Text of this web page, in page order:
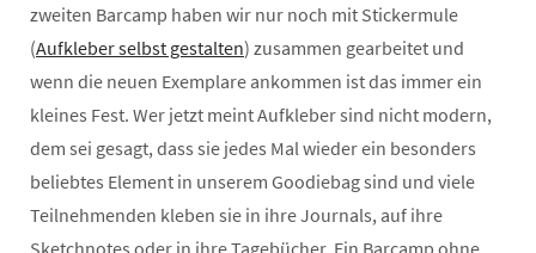
zweiten Barcamp haben wir nur noch mit Stickermule
(Aufkleber selbst gestalten) zusammen gearbeitet und
wenn die neuen Exemplare ankommen ist das immer ein
kleines Fest. Wer jetzt meint Aufkleber sind nicht modern,
dem sei gesagt, dass sie jedes Mal wieder ein besonders
beliebtes Element in unserem Goodiebag sind und viele
Teilnehmenden kleben sie in ihre Journals, auf ihre
Sketchnotes oder in ihre Tagebücher. Ein Barcamp ohne